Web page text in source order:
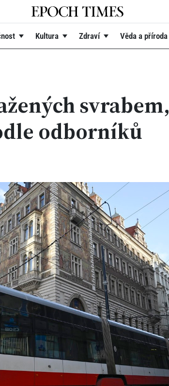
Kultura Zdraví Věda a příroda
svrabem,
odborníků